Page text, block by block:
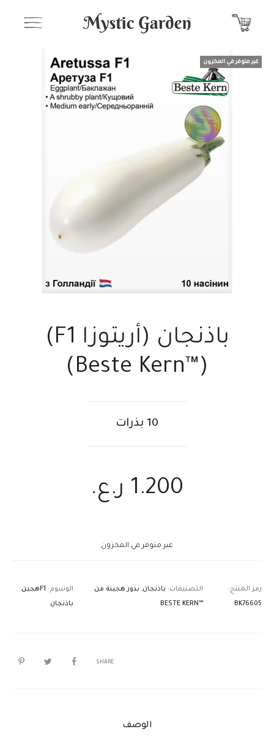
غير متوفر في المخزون
باذنجان (أريتوزا F1)
(™Beste Kern)
10 بذرات
1.200 ر.ع.
غير متوفر في المخزون
رمز المنتج:
BK76605
التصنيفات: باذنجان, بذور هجينة من
™BESTE KERN
الوسوم: F1هجين
,
باذنجان
SHARE
الوصف